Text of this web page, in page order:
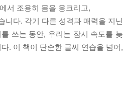
서 조용히 몸을 웅크리고,
니다. 각기 다른 성격과 매력을 지닌
쓰는 동안, 우리는 잠시 속도를 늦
. 이 책이 단순한 글씨 연습을 넘어,